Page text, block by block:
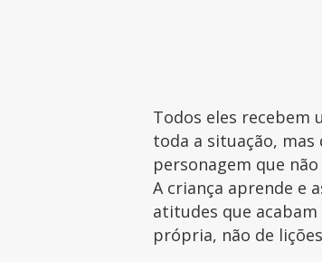
Todos eles recebem
toda a situação, mas
personagem que
A criança aprende e
atitudes que
própria, não de